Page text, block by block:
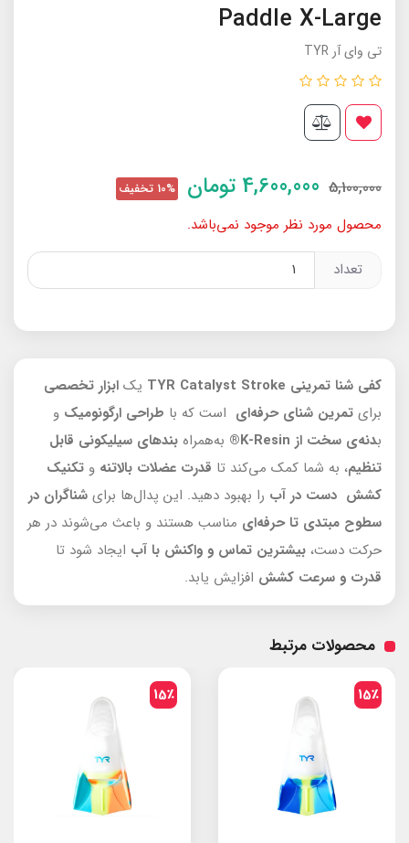
Paddle X-Large
تی وای آر TYR
5,100,000
4,600,000 تومان 10% تخفیف
محصول مورد نظر موجود نمی‌باشد.
تعداد
کفی شنا تمرینی TYR Catalyst Stroke یک ابزار تخصصی
برای تمرین شنای حرفه‌ای است که با طراحی ارگونومیک و
بدنه‌ی سخت از K-Resin® به‌همراه بندهای سیلیکونی قابل
تنظیم، به شما کمک می‌کند تا قدرت عضلات بالاتنه و تکنیک
کشش دست در آب را بهبود دهید. این پدال‌ها برای شناگران در
سطوح مبتدی تا حرفه‌ای مناسب هستند و باعث می‌شوند در هر
حرکت دست، بیشترین تماس و واکنش با آب ایجاد شود تا
قدرت و سرعت کشش افزایش یابد.
محصولات مرتبط
15٪ 15٪